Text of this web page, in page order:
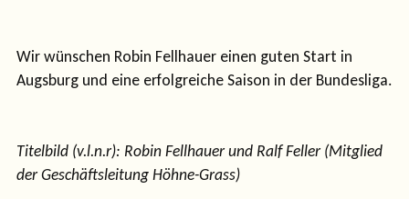
Wir wünschen Robin Fellhauer einen guten Start in
Augsburg und eine erfolgreiche Saison in der Bundesliga.
Titelbild (v.l.n.r): Robin Fellhauer und Ralf Feller (Mitglied
der Geschäftsleitung Höhne-Grass)